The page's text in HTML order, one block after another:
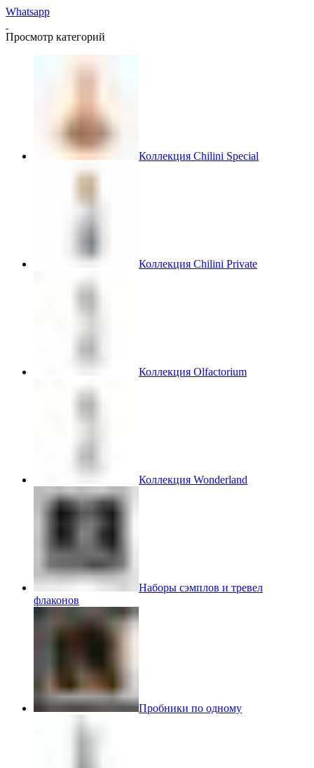
Whatsapp
Просмотр категорий
Коллекция Chilini Special
Коллекция Chilini Private
Коллекция Olfactorium
Коллекция Wonderland
Наборы сэмплов и тревел
флаконов
Пробники по одному